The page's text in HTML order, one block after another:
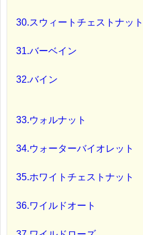
30.スウィートチェストナット
31.バーベイン
32.バイン
33.ウォルナット
34.ウォーターバイオレット
35.ホワイトチェストナット
36.ワイルドオート